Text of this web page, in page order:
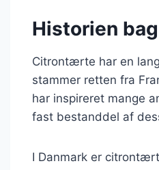
Historien
Citrontærte har en
stammer retten fra
har inspireret mange
fast bestanddel af
I Danmark er